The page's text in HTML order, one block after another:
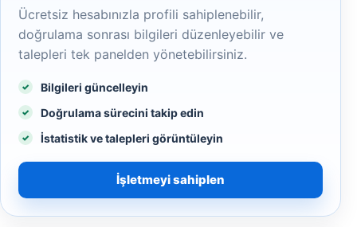
Ücretsiz hesabınızla profili sahiplenebilir,
doğrulama sonrası bilgileri düzenleyebilir ve
talepleri tek panelden yönetebilirsiniz.
Bilgileri güncelleyin
Doğrulama sürecini takip edin
İstatistik ve talepleri görüntüleyin
İşletmeyi sahiplen